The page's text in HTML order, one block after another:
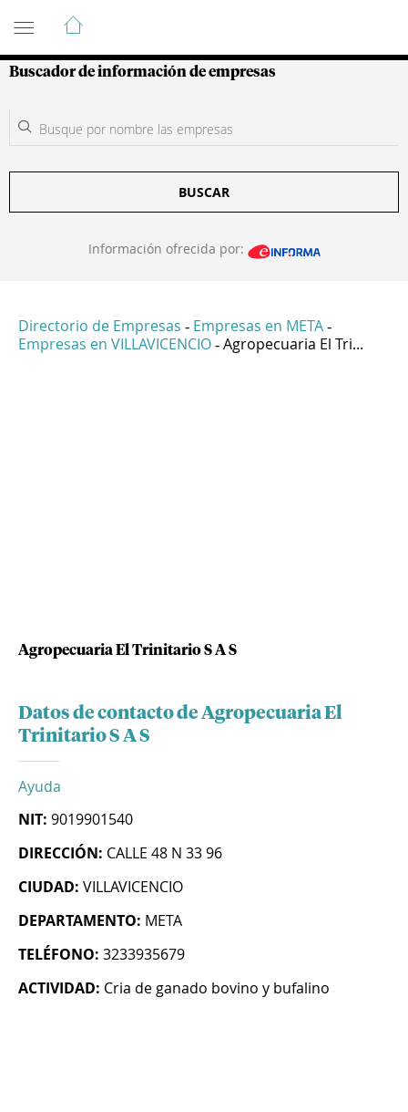
Guía de Empresas Colombianas
Buscador de información de empresas
BUSCAR
Información ofrecida por:
Directorio de Empresas - Empresas en META -
Empresas en VILLAVICENCIO - Agropecuaria El Tri...
Agropecuaria El Trinitario S A S
Datos de contacto de Agropecuaria El
Trinitario S A S
Ayuda
NIT: 9019901540
DIRECCIÓN: CALLE 48 N 33 96
CIUDAD: VILLAVICENCIO
DEPARTAMENTO: META
TELÉFONO: 3233935679
ACTIVIDAD: Cria de ganado bovino y bufalino